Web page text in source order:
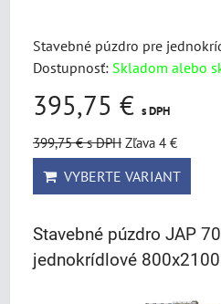
Stavebné púzdro pre
Dostupnosť: Skladom alebo
395,75 € s DPH
399,75 €s DPH Zľava 4 €
VYBERTE VARIANT
Stavebné púzdro JAP
jednokrídlové